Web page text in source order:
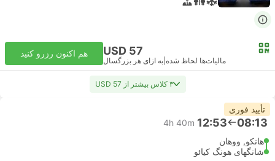
USD 57
مالیات‌ها لحاظ شده به ازای هر بزرگسال
هم اکنون رزرو کنید
۳ کلاس بیشتر از USD 57
تأیید فوری
08:13
12:53
4h 40m
هانکو, ووهان
شانگهای هونگ کیائو